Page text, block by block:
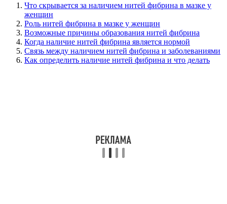
Что скрывается за наличием нитей фибрина в мазке у
женщин
Роль нитей фибрина в мазке у женщин
Возможные причины образования нитей фибрина
Когда наличие нитей фибрина является нормой
Связь между наличием нитей фибрина и заболеваниями
Как определить наличие нитей фибрина и что делать